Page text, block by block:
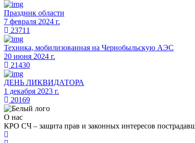
Праздник области
7 февраля 2024 г.
23711
Техника, мобилизованная на Чернобыльскую АЭС
20 июня 2024 г.
21430
ДЕНЬ ЛИКВИДАТОРА
1 декабря 2023 г.
20169
О нас
КРО СЧ – защита прав и законных интересов